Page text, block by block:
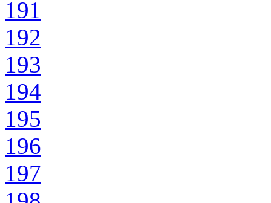
191
192
193
194
195
196
197